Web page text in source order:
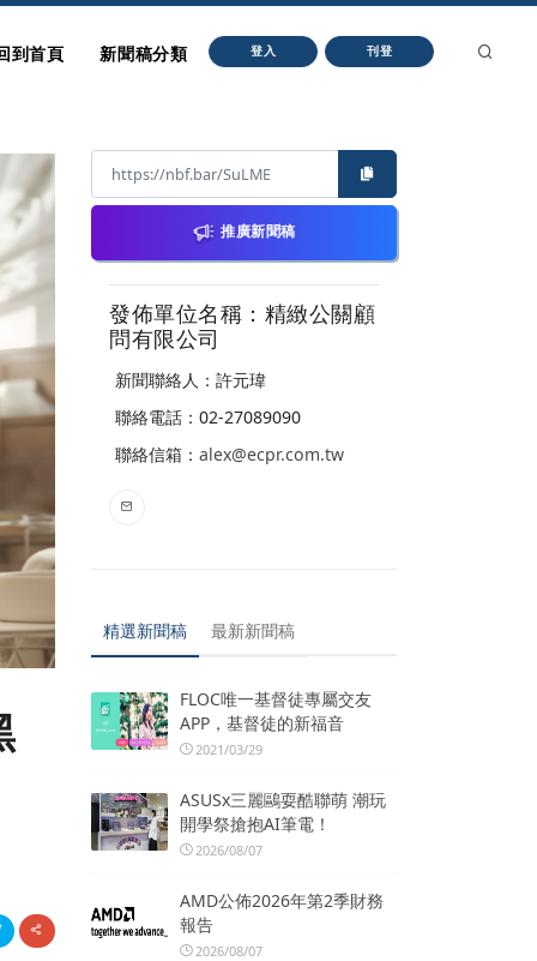
到首頁 新聞稿分類 登入 刊登
推廣新聞稿
發佈單位名稱：精緻公關顧
問有限公司
新聞聯絡人：許元瑋
聯絡電話：02-27089090
聯絡信箱： alex@ecpr.com.tw
精選新聞稿 最新新聞稿
FLOC唯一基督徒專屬交友
APP，基督徒的新福音
2021/03/29
ASUSx三麗鷗耍酷聯萌 潮玩
開學祭搶抱AI筆電！
2026/08/07
AMD公佈2026年第2季財務
報告
2026/08/07